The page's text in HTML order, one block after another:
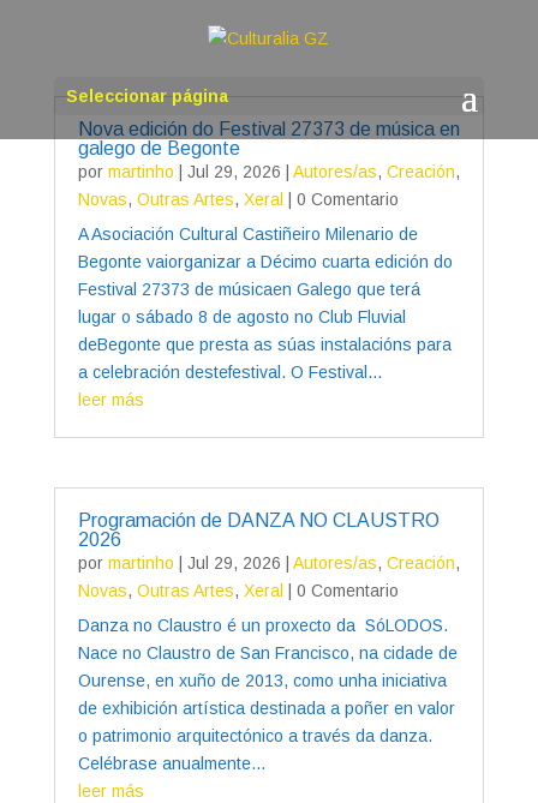
Seleccionar página
Nova edición do Festival 27373 de música en
galego de Begonte
por martinho Jul 29, 2026 Autores/as, Creación,
Novas, Outras Artes, Xeral
| 0 Comentario
A Asociación Cultural Castiñeiro Milenario de
Begonte vaiorganizar a Décimo cuarta edición do
Festival 27373 de músicaen Galego que terá
lugar o sábado 8 de agosto no Club Fluvial
deBegonte que presta as súas instalacións para
a celebración destefestival. O Festival...
leer más
Programación de DANZA NO CLAUSTRO
2026
por martinho Jul 29, 2026 Autores/as, Creación,
Novas, Outras Artes, Xeral
| 0 Comentario
Danza no Claustro é un proxecto da SóLODOS.
Nace no Claustro de San Francisco, na cidade de
Ourense, en xuño de 2013, como unha iniciativa
de exhibición artística destinada a poñer en valor
o patrimonio arquitectónico a través da danza.
Celébrase anualmente...
leer más